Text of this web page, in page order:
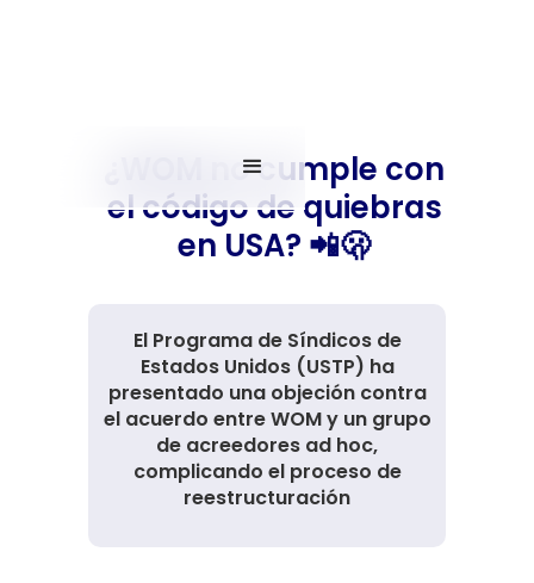
¿WOM no cumple con
el código de quiebras
en USA? 📲🫢
El Programa de Síndicos de
Estados Unidos (USTP) ha
presentado una objeción contra
el acuerdo entre WOM y un grupo
de acreedores ad hoc,
complicando el proceso de
reestructuración